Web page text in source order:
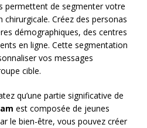
permettent de segmenter votre
chirurgicale. Créez des personas
démographiques, des centres
en ligne. Cette segmentation
vos messages
cible.
qu’une partie significative de
est composée de jeunes
le bien-être, vous pouvez créer